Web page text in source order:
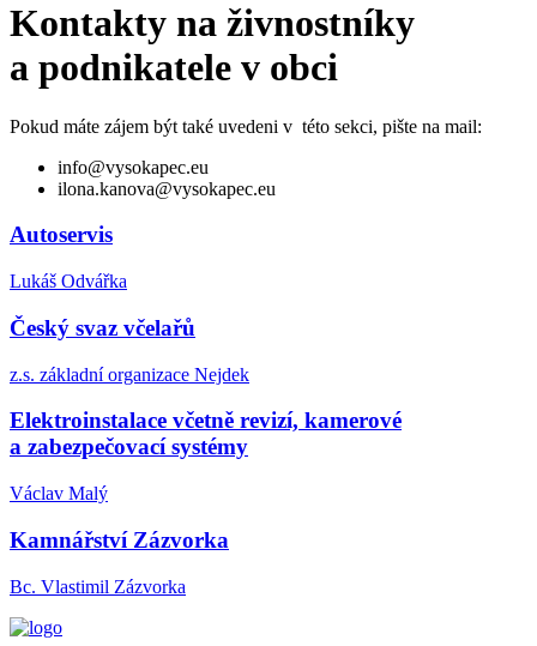
Kontakty na živnostníky
a podnikatele v obci
Pokud máte zájem být také uvedeni v této sekci, pište na mail:
info@vysokapec.eu
ilona.kanova@vysokapec.eu
Autoservis
Lukáš Odvářka
Český svaz včelařů
z.s. základní organizace Nejdek
Elektroinstalace včetně revizí, kamerové
a zabezpečovací systémy
Václav Malý
Kamnářství Zázvorka
Bc. Vlastimil Zázvorka